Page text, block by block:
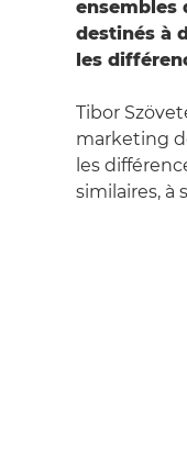
ensembles
destinés à
les
Tibor
marketing
les
similaires, à